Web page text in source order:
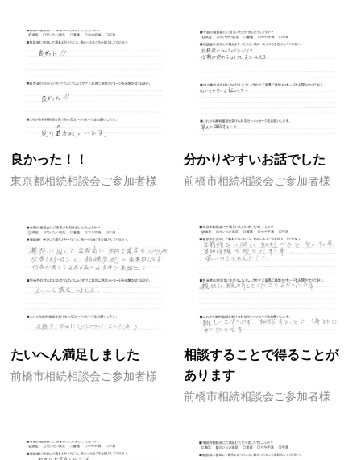
良かった！！
東京都相続相談会ご参加者様
分かりやすいお話でした
前橋市相続相談会ご参加者様
たいへん満足しました
前橋市相続相談会ご参加者様
相談することで得ることが
あります
前橋市相続相談会ご参加者様